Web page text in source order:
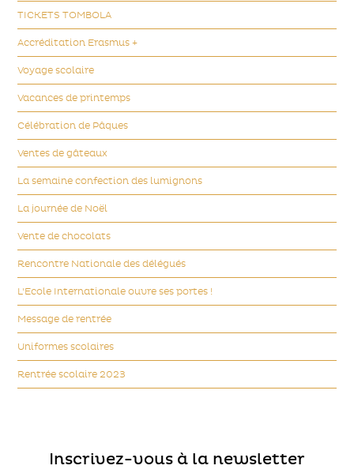
TICKETS TOMBOLA
Accréditation Erasmus +
Voyage scolaire
Vacances de printemps
Célébration de Pâques
Ventes de gâteaux
La semaine confection des lumignons
La journée de Noël
Vente de chocolats
Rencontre Nationale des délégués
L'Ecole Internationale ouvre ses portes !
Message de rentrée
Uniformes scolaires
Rentrée scolaire 2023
Inscrivez-vous à la newsletter